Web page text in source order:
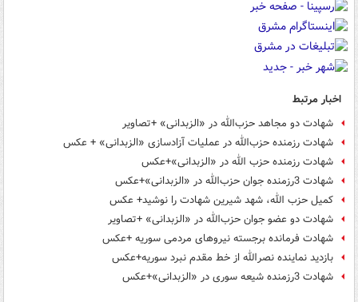
اخبار مرتبط
شهادت دو مجاهد حزب‌الله در «الزبدانی» +تصاویر
شهادت رزمنده حزب‌الله در عملیات آزادسازی «الزبدانی» + عکس
شهادت رزمنده حزب الله در «الزبدانی»+عکس
شهادت 3رزمنده جوان حزب‌الله در «الزبدانی»+عکس
کمیل حزب الله، شهد شیرین شهادت را نوشید+ عکس
شهادت دو عضو جوان حزب‌الله در «الزبدانی» +تصاویر
شهادت‌ فرمانده برجسته نیروهای مردمی‌ سوریه +عکس
بازدید نماینده نصرالله از خط مقدم نبرد سوریه+عکس
شهادت 3رزمنده شیعه سوری در «الزبدانی»+عکس